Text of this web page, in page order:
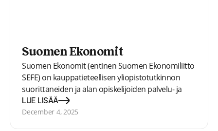
Suomen Ekonomit
Suomen Ekonomit (entinen Suomen Ekonomiliitto
SEFE) on kauppatieteellisen yliopistotutkinnon
suorittaneiden ja alan opiskelijoiden palvelu- ja
etujärjestö. Suomen Ekonomien jäsenet kuuluvat
25 paikallisyhdistykseen ja 14
LUE LISÄÄ
December 4, 2025